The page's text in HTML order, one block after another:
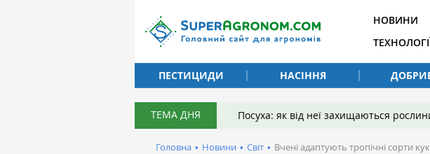
НОВИНИ
ПЕСТИЦИДИ
НАСІННЯ
ТЕМА ДНЯ Посуха: як від неї захищаються
Головна • Новини • Світ • Вчені адаптують тропічні сорти